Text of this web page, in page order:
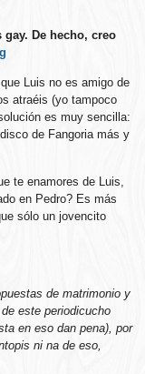
De hecho, creo
Luis no es amigo de
atraéis (yo tampoco
es muy sencilla:
de Fangoria más y
te enamores de Luis,
en Pedro? Es más
sólo un jovencito
de matrimonio y
este periodicucho
en eso dan pena), por
ni na de eso,